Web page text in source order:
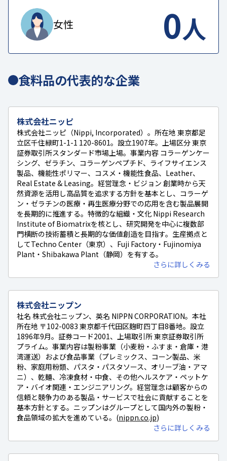
女性 0人
食料品の代表的な企業
株式会社ニッピ
株式会社ニッピ（Nippi, Incorporated）。所在地 東京都足
立区千住緑町1-1-1 120-8601。設立1907年。上場区分 東京
証券取引所スタンダード市場上場。事業内容 コラーゲンケー
シング、ゼラチン、コラーゲンペプチド、ライフサイエンス
製品、機能性ポリマー、コスメ・機能性食品、Leather、
Real Estate & Leasing。経営理念・ビジョン 創業時から天
然資源を活用し高品質を追求する方針を基本とし、コラーゲ
ン・ゼラチンの医療・再生医療分野での応用を含む製品展開
を長期的に推進する。特徴的な組織・文化 Nippi Research
Institute of Biomatrixを核とし、研究開発を中心に複数部
門横断の技術蓄積と長期的な価値創造を目指す。生産拠点と
してTechno Center（東京）、Fuji Factory・Fujinomiya
Plant・Shibakawa Plant（静岡）を有する。
さらに詳しくみる
株式会社ニップン
社名 株式会社ニップン、英名 NIPPN CORPORATION。本社
所在地 〒102-0083 東京都千代田区麹町四丁目8番地。設立
1896年9月。証券コード2001、上場取引所 東京証券取引所
プライム。事業内容は製粉事業（小麦粉・ふすま・倉庫・港
湾運送）および食品事業（プレミックス、コーン製品、米
粉、家庭用粉類、パスタ・パスタソース、オリーブ油・アマ
ニ）、乾麺、冷凍食材・中食、その他ヘルスケア・ペットケ
ア・バイオ関連・エンジニアリング。経営理念は顧客からの
信頼と競争力のある製品・サービスで社会に貢献することを
基本方針とする。ニップンはグループとして国内外の製粉・
食品領域の拡大を進めている。(nippn.co.jp)
さらに詳しくみる